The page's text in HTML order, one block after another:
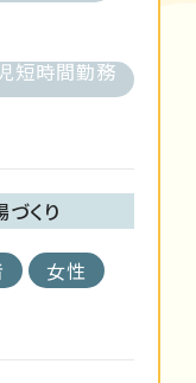
短時間勤務
くり
女性